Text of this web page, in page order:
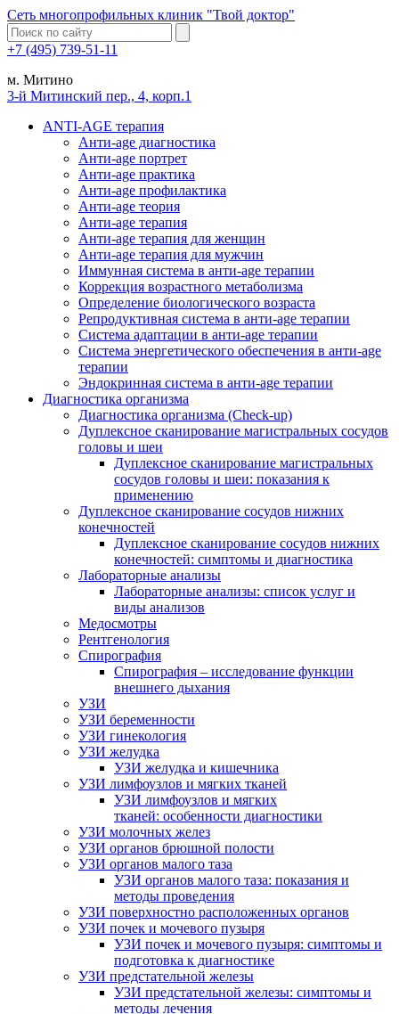
Сеть многопрофильных клиник "Твой доктор"
+7 (495) 739-51-11
м. Митино
3-й Митинский пер., 4, корп.1
ANTI-AGE терапия
Анти-age диагностика
Анти-age портрет
Анти-age практика
Анти-age профилактика
Анти-age теория
Анти-age терапия
Анти-age терапия для женщин
Анти-age терапия для мужчин
Иммунная система в анти-age терапии
Коррекция возрастного метаболизма
Определение биологического возраста
Репродуктивная система в анти-age терапии
Система адаптации в анти-age терапии
Система энергетического обеспечения в анти-age
терапии
Эндокринная система в анти-age терапии
Диагностика организма
Диагностика организма (Check-up)
Дуплексное сканирование магистральных сосудов
головы и шеи
Дуплексное сканирование магистральных
сосудов головы и шеи: показания к
применению
Дуплексное сканирование сосудов нижних
конечностей
Дуплексное сканирование сосудов нижних
конечностей: симптомы и диагностика
Лабораторные анализы
Лабораторные анализы: список услуг и
виды анализов
Медосмотры
Рентгенология
Спирография
Спирография – исследование функции
внешнего дыхания
УЗИ
УЗИ беременности
УЗИ гинекология
УЗИ желудка
УЗИ желудка и кишечника
УЗИ лимфоузлов и мягких тканей
УЗИ лимфоузлов и мягких
тканей: особенности диагностики
УЗИ молочных желез
УЗИ органов брюшной полости
УЗИ органов малого таза
УЗИ органов малого таза: показания и
методы проведения
УЗИ поверхностно расположенных органов
УЗИ почек и мочевого пузыря
УЗИ почек и мочевого пузыря: симптомы и
подготовка к диагностике
УЗИ предстательной железы
УЗИ предстательной железы: симптомы и
методы лечения